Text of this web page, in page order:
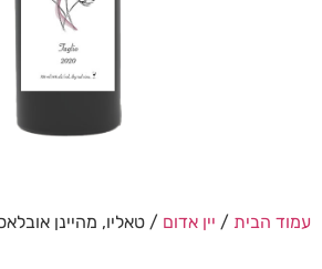
עמוד הבית / יין אדום / טאליו, מהיינן